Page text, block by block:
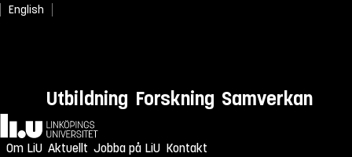
English
Utbildning Forskning Samverkan
Hem
Om LiU Aktuellt Jobba på LiU Kontakt